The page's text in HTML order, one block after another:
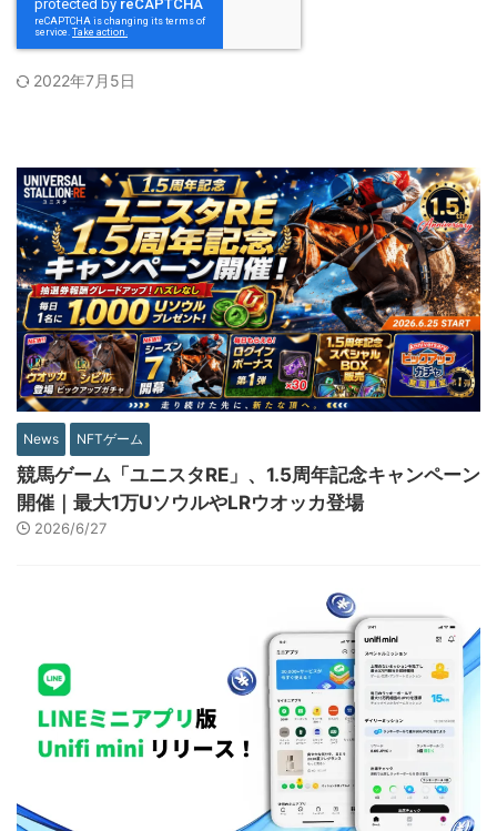
2022年7月5日
News NFTゲーム
競馬ゲーム「ユニスタRE」、1.5周年記念キャンペーン
開催｜最大1万UソウルやLRウオッカ登場
2026/6/27